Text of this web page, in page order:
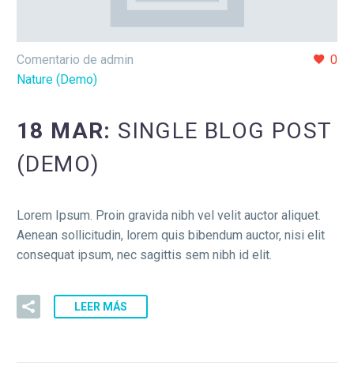
0
Comentario de admin
Nature (Demo)
18 MAR: SINGLE BLOG POST
(DEMO)
Lorem Ipsum. Proin gravida nibh vel velit auctor aliquet.
Aenean sollicitudin, lorem quis bibendum auctor, nisi elit
consequat ipsum, nec sagittis sem nibh id elit.
LEER MÁS